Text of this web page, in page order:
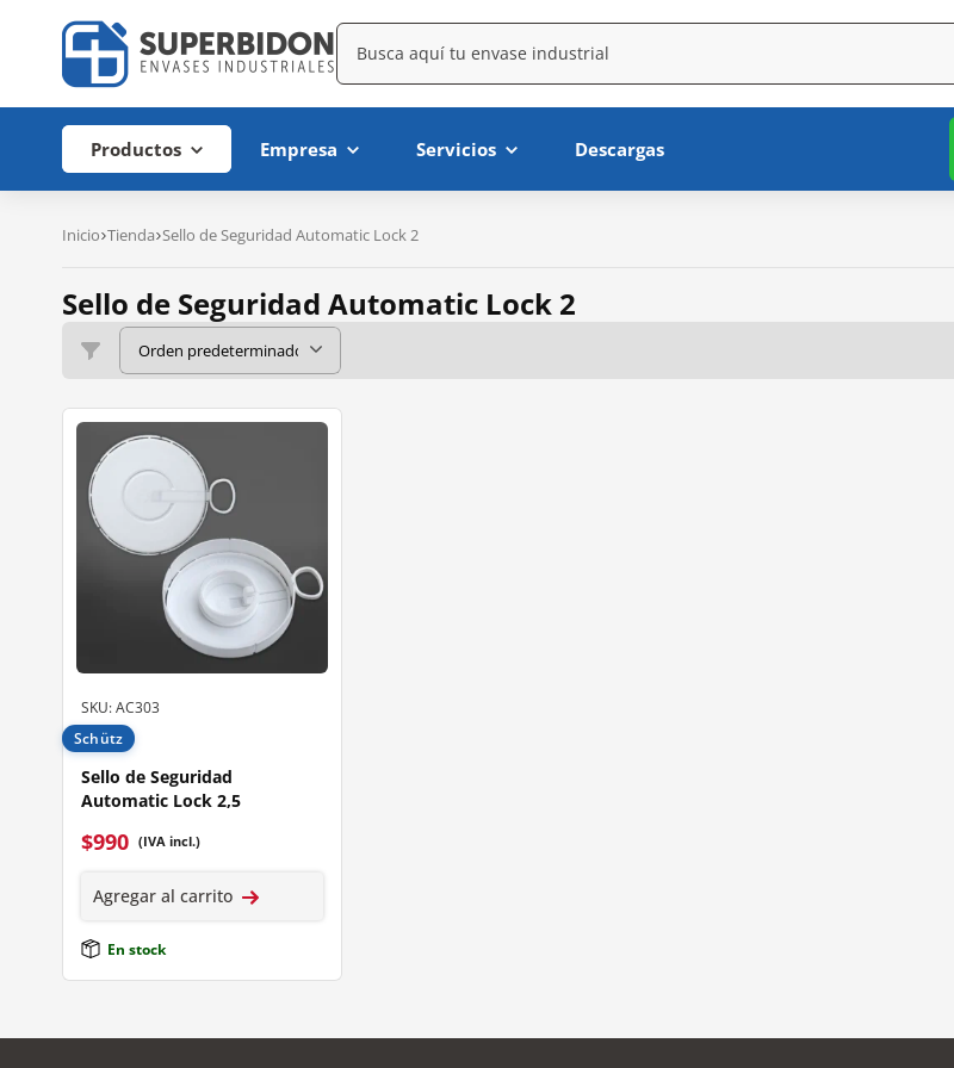
Productos Empresa Servicios Descargas
Inicio Tienda Sello de Seguridad Automatic Lock 2
Sello de Seguridad Automatic Lock 2
SKU: AC303
Schütz
Sello de Seguridad
Automatic Lock 2,5
$990 (IVA incl.)
Agregar al carrito
En stock